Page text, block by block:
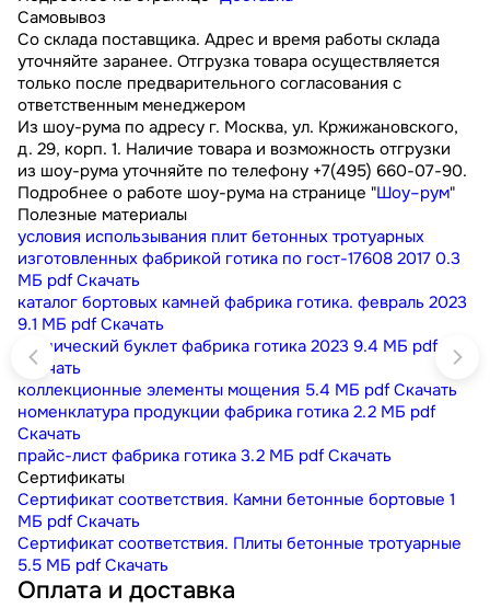
Самовывоз
Со склада поставщика. Адрес и время работы склада
уточняйте заранее. Отгрузка товара осуществляется
только после предварительного согласования с
ответственным менеджером
Из шоу-рума по адресу г. Москва, ул. Кржижановского,
д. 29, корп. 1. Наличие товара и возможность отгрузки
из шоу-рума уточняйте по телефону +7(495) 660-07-90.
Подробнее о работе шоу-рума на странице "Шоу–рум"
Полезные материалы
условия использывания плит бетонных тротуарных
изготовленных фабрикой готика по гост-17608 2017 0.3
МБ pdf Скачать
каталог бортовых камней фабрика готика. февраль 2023
9.1 МБ pdf Скачать
технический буклет фабрика готика 2023 9.4 МБ pdf
Скачать
коллекционные элементы мощения 5.4 МБ pdf Скачать
номенклатура продукции фабрика готика 2.2 МБ pdf
Скачать
прайс-лист фабрика готика 3.2 МБ pdf Скачать
Сертификаты
Сертификат соответствия. Камни бетонные бортовые 1
МБ pdf Скачать
Сертификат соответствия. Плиты бетонные тротуарные
5.5 МБ pdf Скачать
Оплата и доставка